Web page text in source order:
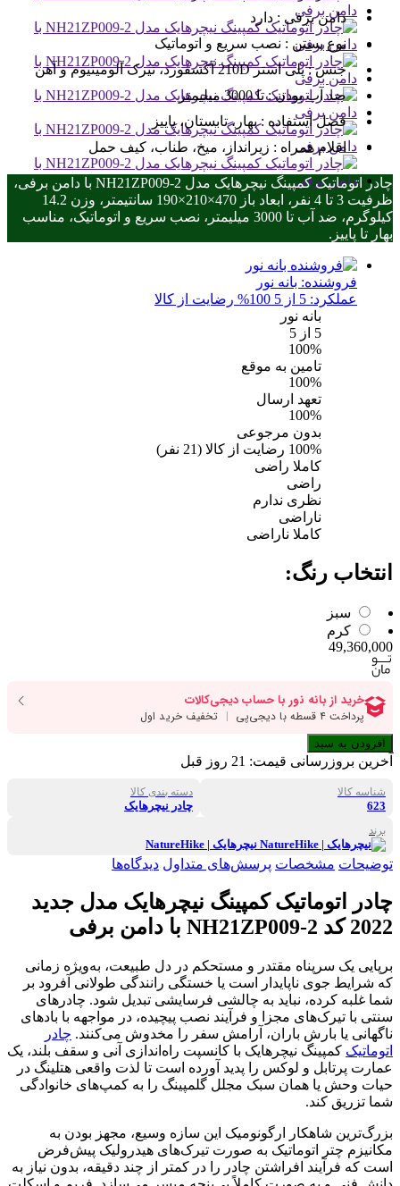
دامن برفی : دارد
نوع بستن : نصب سریع و اتوماتیک
جنس :پلی استر 210D آکسفورد، تیرک آلومینیوم و آهن
ضد آب بودن :تا 3000 میلیمتر
فصل استفاده :بهار، تابستان، پاییز
اقلام همراه : زیرانداز، میخ، طناب، کیف حمل
چادر اتوماتیک کمپینگ نیچرهایک مدل NH21ZP009-2 با دامن برفی،
ظرفیت 3 تا 4 نفر، ابعاد باز 470×210×190 سانتیمتر، وزن 14.2
کیلوگرم، ضد آب تا 3000 میلیمتر، نصب سریع و اتوماتیک، مناسب
بهار تا پاییز.
فروشنده: بانه نور
عملکرد: 5 از 5
100% رضایت از کالا
بانه نور
5 از 5
100%
تامین به موقع
100%
تعهد ارسال
100%
بدون مرجوعی
100% رضایت از کالا (
21 نفر)
کاملا راضی
راضی
نظری ندارم
ناراضی
کاملا ناراضی
انتخاب رنگ:
سبز
کرم
49,360,000
افزودن به سبد
آخرین بروزرسانی قیمت: 21 روز قبل
شناسه کالا
623
دسته بندی کالا
چادر نیچرهایک
برند
نیچرهایک | NatureHike
توضیحات مشخصات پرسش‌های متداول دیدگاه‌ها
چادر اتوماتیک کمپینگ نیچرهایک مدل جدید
2022 کد NH21ZP009-2 با دامن برفی
برپایی یک سرپناه مقتدر و مستحکم در دل طبیعت، به‌ویژه زمانی
که شرایط جوی ناپایدار است یا خستگی رانندگی طولانی آفرود بر
شما غلبه کرده، نباید به چالشی فرسایشی تبدیل شود. چادرهای
سنتی با تیرک‌های مجزا و فرآیند نصب پیچیده، در مواجهه با بادهای
ناگهانی یا بارش باران، آرامش سفر را مخدوش می‌کنند. چادر
اتوماتیک کمپینگ نیچرهایک با کانسپت راه‌اندازی آنی و سقف بلند، یک
عمارت پرتابل و لوکس را پدید آورده است تا لذت واقعی هتلینگ در
حیات وحش یا همان سبک مجلل گلمپینگ را به کمپ‌های خانوادگی
شما تزریق کند.
بزرگ‌ترین شاهکار ارگونومیک این سازه وسیع، مجهز بودن به
مکانیزم چتر اتوماتیک به صورت تیرک‌های هیدرولیک پیش‌فرض
است که فرآیند افراشتن چادر را در کمتر از چند دقیقه، بدون نیاز به